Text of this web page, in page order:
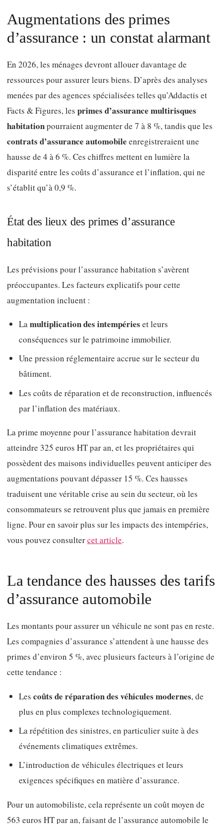
Augmentations des primes
d’assurance : un constat alarmant
En 2026, les ménages devront allouer davantage de
ressources pour assurer leurs biens. D’après des analyses
menées par des agences spécialisées telles qu’Addactis et
Facts & Figures, les primes d’assurance multirisques
habitationpourraient augmenter de 7 à 8 %, tandis que les
contrats d’assurance automobile enregistreraient une
hausse de 4 à 6 %. Ces chiffres mettent en lumière la
disparité entre les coûts d’assurance et l’inflation, qui ne
s’établit qu’à 0,9 %.
État des lieux des primes d’assurance
habitation
Les prévisions pour l’assurance habitation s’avèrent
préoccupantes. Les facteurs explicatifs pour cette
augmentation incluent :
Lamultiplication des intempéries et leurs
conséquences sur le patrimoine immobilier.
Une pression réglementaire accrue sur le secteur du
bâtiment.
Les coûts de réparation et de reconstruction, influencés
par l’inflation des matériaux.
La prime moyenne pour l’assurance habitation devrait
atteindre 325 euros HT par an, et les propriétaires qui
possèdent des maisons individuelles peuvent anticiper des
augmentations pouvant dépasser 15 %. Ces hausses
traduisent une véritable crise au sein du secteur, où les
consommateurs se retrouvent plus que jamais en première
ligne. Pour en savoir plus sur les impacts des intempéries,
vous pouvez consultercet article.
La tendance des hausses des tarifs
d’assurance automobile
Les montants pour assurer un véhicule ne sont pas en reste.
Les compagnies d’assurance s’attendent à une hausse des
primes d’environ 5 %, avec plusieurs facteurs à l’origine de
cette tendance :
Les coûts de réparation des véhicules modernes, de
plus en plus complexes technologiquement.
La répétition des sinistres, en particulier suite à des
événements climatiques extrêmes.
L’introduction de véhicules électriques et leurs
exigences spécifiques en matière d’assurance.
Pour un automobiliste, cela représente un coût moyen de
563 euros HT par an, faisant de l’assurance automobile le